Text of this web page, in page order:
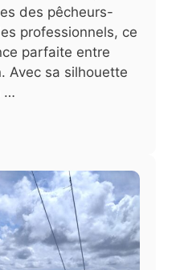
des pêcheurs-
professionnels, ce
parfaite entre
Avec sa silhouette
…